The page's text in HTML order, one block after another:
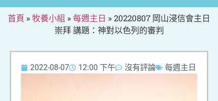
首頁 »牧養小組 »每週主日 »20220807 岡山浸信會主日
崇拜 講題：神對以色列的審判
2022-08-07 12:00 下午 沒有評論 每週主日